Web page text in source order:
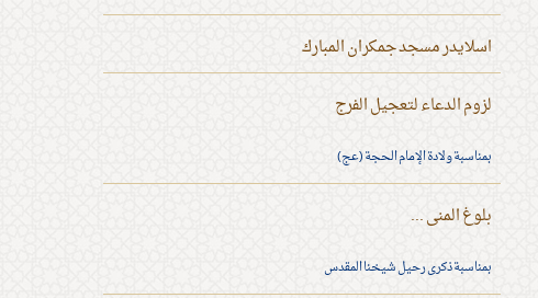
اسلايدر مسجد جمكران المبارك
لزوم الدعاء لتعجيل الفرج
بمناسبة ولادة الإمام الحجة (عج)
بلوغ المنى ...
بمناسبة ذكرى رحيل شيخنا المقدس